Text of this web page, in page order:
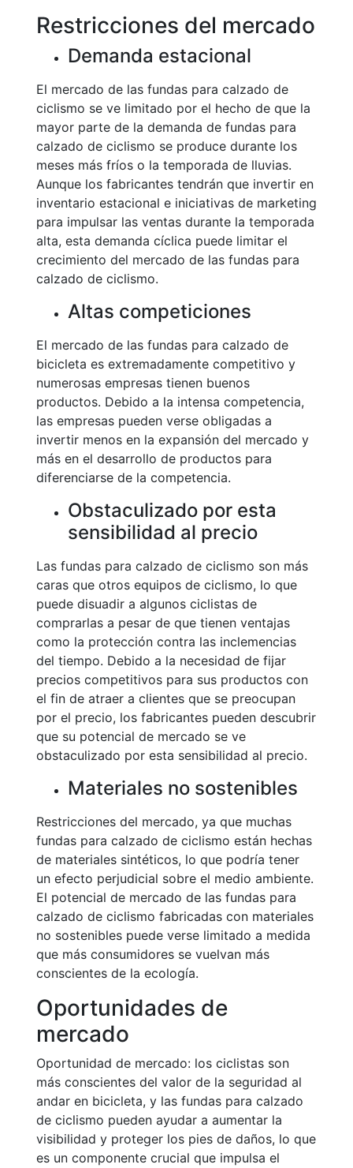
Restricciones del mercado
Demanda estacional
El mercado de las fundas para calzado de
ciclismo se ve limitado por el hecho de que la
mayor parte de la demanda de fundas para
calzado de ciclismo se produce durante los
meses más fríos o la temporada de lluvias.
Aunque los fabricantes tendrán que invertir en
inventario estacional e iniciativas de marketing
para impulsar las ventas durante la temporada
alta, esta demanda cíclica puede limitar el
crecimiento del mercado de las fundas para
calzado de ciclismo.
Altas competiciones
El mercado de las fundas para calzado de
bicicleta es extremadamente competitivo y
numerosas empresas tienen buenos
productos. Debido a la intensa competencia,
las empresas pueden verse obligadas a
invertir menos en la expansión del mercado y
más en el desarrollo de productos para
diferenciarse de la competencia.
Obstaculizado por esta
sensibilidad al precio
Las fundas para calzado de ciclismo son más
caras que otros equipos de ciclismo, lo que
puede disuadir a algunos ciclistas de
comprarlas a pesar de que tienen ventajas
como la protección contra las inclemencias
del tiempo. Debido a la necesidad de fijar
precios competitivos para sus productos con
el fin de atraer a clientes que se preocupan
por el precio, los fabricantes pueden descubrir
que su potencial de mercado se ve
obstaculizado por esta sensibilidad al precio.
Materiales no sostenibles
Restricciones del mercado, ya que muchas
fundas para calzado de ciclismo están hechas
de materiales sintéticos, lo que podría tener
un efecto perjudicial sobre el medio ambiente.
El potencial de mercado de las fundas para
calzado de ciclismo fabricadas con materiales
no sostenibles puede verse limitado a medida
que más consumidores se vuelvan más
conscientes de la ecología.
Oportunidades de
mercado
Oportunidad de mercado: los ciclistas son
más conscientes del valor de la seguridad al
andar en bicicleta, y las fundas para calzado
de ciclismo pueden ayudar a aumentar la
visibilidad y proteger los pies de daños, lo que
es un componente crucial que impulsa el